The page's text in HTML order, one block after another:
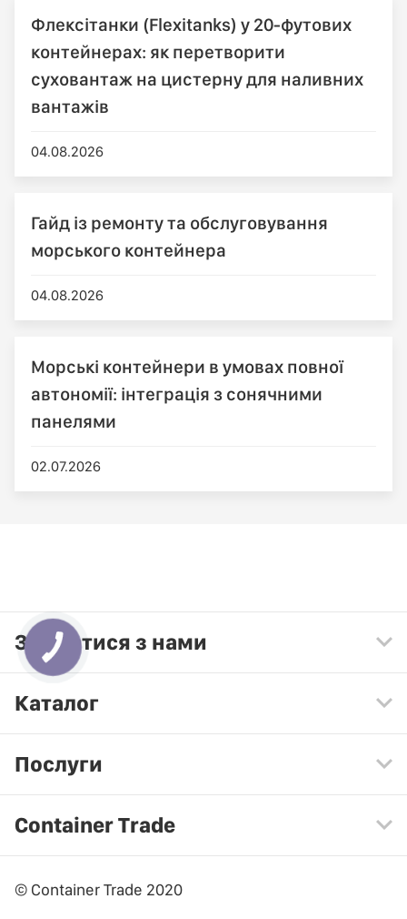
Флексітанки (Flexitanks) у 20-футових
контейнерах: як перетворити
суховантаж на цистерну для наливних
вантажів
04.08.2026
Гайд із ремонту та обслуговування
морського контейнера
04.08.2026
Морські контейнери в умовах повної
автономії: інтеграція з сонячними
панелями
02.07.2026
Зв'язатися з нами
Каталог
Послуги
Container Trade
© Container Trade 2020